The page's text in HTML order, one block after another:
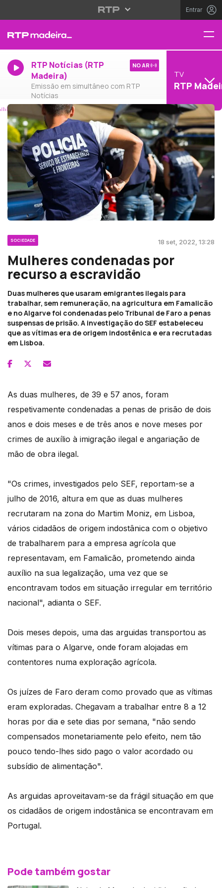
Entrar
RTP Notícias (RTP
Madeira)
Emissão em simultâneo com RTP
Notícias
NO AR
TV
RTP
SOCIEDADE 18 set, 2022, 13:28
Mulheres condenadas por
recurso a escravidão
Duas mulheres que usaram emigrantes ilegais para
trabalhar, sem remuneração, na agricultura em Famalicão
e no Algarve foi condenadas pelo Tribunal de Faro a penas
suspensas de prisão. A investigação do SEF estabeleceu
que as vítimas era de origem indostênica e era recrutadas
em Lisboa.
As duas mulheres, de 39 e 57 anos, foram
respetivamente condenadas a penas de prisão de dois
anos e dois meses e de três anos e nove meses por
crimes de auxílio à imigração ilegal e angariação de
mão de obra ilegal.
"Os crimes, investigados pelo SEF, reportam-se a
julho de 2016, altura em que as duas mulheres
recrutaram na zona do Martim Moniz, em Lisboa,
vários cidadãos de origem indostânica com o objetivo
de trabalharem para a empresa agrícola que
representavam, em Famalicão, prometendo ainda
auxílio na sua legalização, uma vez que se
encontravam todos em situação irregular em território
nacional", adianta o SEF.
Dois meses depois, uma das arguidas transportou as
vítimas para o Algarve, onde foram alojadas em
contentores numa exploração agrícola.
Os juízes de Faro deram como provado que as vítimas
eram exploradas. Chegavam a trabalhar entre 8 a 12
horas por dia e sete dias por semana, "não sendo
compensados monetariamente pelo efeito, nem tão
pouco tendo-lhes sido pago o valor acordado ou
subsídio de alimentação".
As arguidas aproveitavam-se da frágil situação em que
os cidadãos de origem indostânica se encontravam em
Portugal.
Pode também gostar